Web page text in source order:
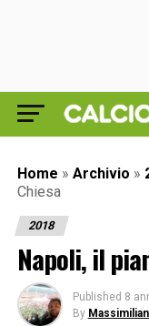
Home » Archivio »
Chiesa
2018
Napoli, il
Published 8
By